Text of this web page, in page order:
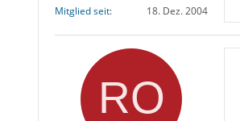
Mitglied seit
18. Dez. 2004